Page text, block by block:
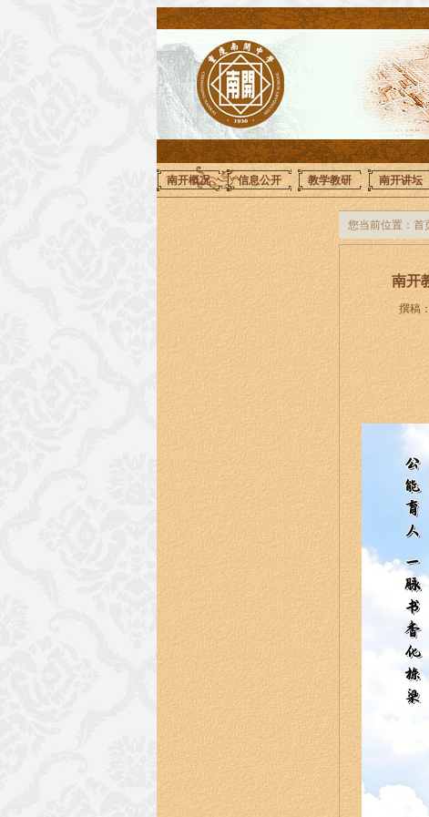
南开概况 信息公开 教学教研 南开讲坛
您当前位置： 首
南开
撰稿：